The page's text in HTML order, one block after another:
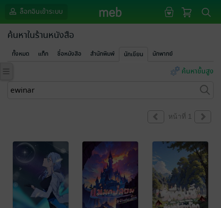
ล็อกอินเข้าระบบ
ค้นหาในร้านหนังสือ
ทั้งหมด แท็ก ชื่อหนังสือ สำนักพิมพ์ นักเขียน นักพากย์
ค้นหาขั้นสูง
หน้าที่ 1